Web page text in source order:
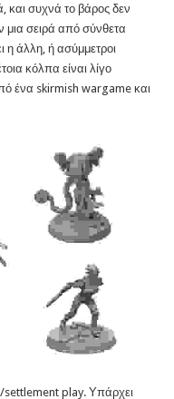
και συχνά το βάρος δεν
μια σειρά από σύνθετα
η άλλη, ή ασύμμετροι
κόλπα είναι λίγο
ένα skirmish wargame και
settlement play. Υπάρχει